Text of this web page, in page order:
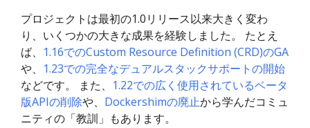
プロジェクトは最初の1.0リリース以来大きく変わ
り、いくつかの大きな成果を経験しました。 たとえ
ば、 1.16でのCustom Resource Definition (CRD)のGA
や、 1.23での完全なデュアルスタックサポートの開始
などです。 また、 1.22での広く使用されているベータ
版APIの削除や、 Dockershimの廃止から学んだコミュ
ニティの「教訓」もあります。